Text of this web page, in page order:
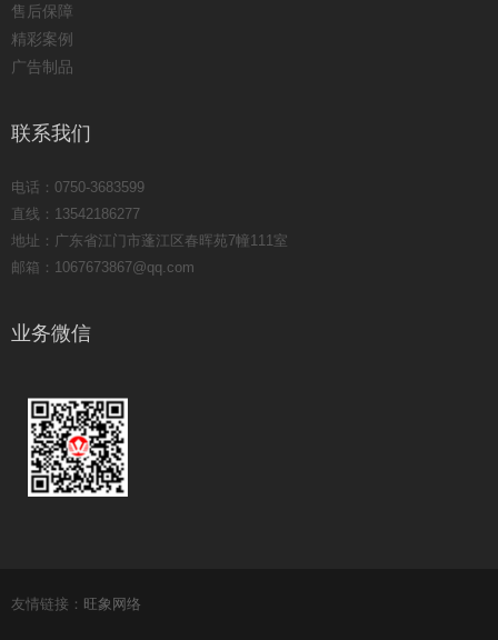
售后保障
精彩案例
广告制品
联系我们
电话：0750-3683599
直线：13542186277
地址：广东省江门市蓬江区春晖苑7幢111室
邮箱：1067673867@qq.com
业务微信
友情链接： 旺象网络